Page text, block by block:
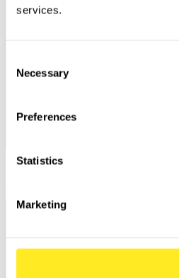
services.
Selection
Necessary
Preferences
Statistics
Marketing
Microsoft Entra ID: Die Grundlage für einen